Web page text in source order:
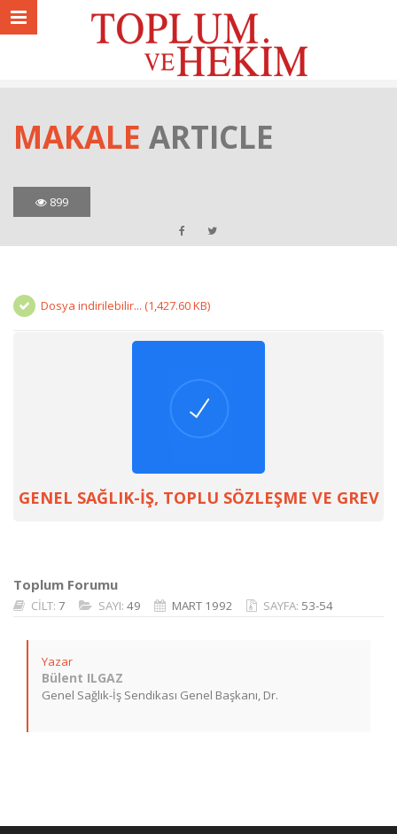
MAKALE ARTICLE
899
Dosya indirilebilir... (1,427.60 KB)
GENEL SAĞLIK-İŞ, TOPLU SÖZLEŞME VE GREV
Toplum Forumu
CİLT: 7 SAYI: 49 MART 1992 SAYFA: 53-54
Yazar
Bülent ILGAZ
Genel Sağlık-İş Sendikası Genel Başkanı, Dr.